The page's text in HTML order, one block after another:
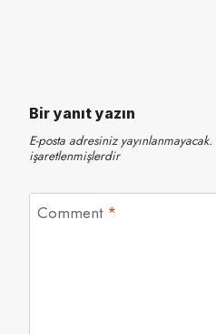
Bir yanıt yazın
E-posta adresiniz yayınlanmayacak.
işaretlenmişlerdir
Comment *